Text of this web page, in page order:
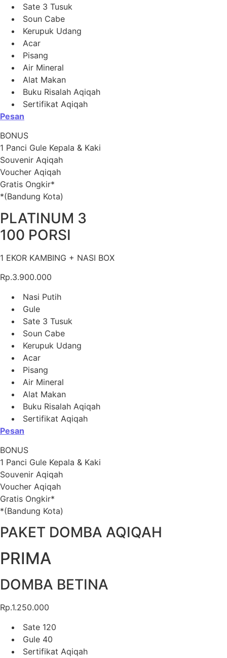
Sate 3 Tusuk
Soun Cabe
Kerupuk Udang
Acar
Pisang
Air Mineral
Alat Makan
Buku Risalah Aqiqah
Sertifikat Aqiqah
Pesan
BONUS
1 Panci Gule Kepala & Kaki
Souvenir Aqiqah
Voucher Aqiqah
Gratis Ongkir*
*(Bandung Kota)
PLATINUM 3
100 PORSI
1 EKOR KAMBING + NASI BOX
Rp.3.900.000
Nasi Putih
Gule
Sate 3 Tusuk
Soun Cabe
Kerupuk Udang
Acar
Pisang
Air Mineral
Alat Makan
Buku Risalah Aqiqah
Sertifikat Aqiqah
Pesan
BONUS
1 Panci Gule Kepala & Kaki
Souvenir Aqiqah
Voucher Aqiqah
Gratis Ongkir*
*(Bandung Kota)
PAKET DOMBA AQIQAH
PRIMA
DOMBA BETINA
Rp.1.250.000
Sate 120
Gule 40
Sertifikat Aqiqah